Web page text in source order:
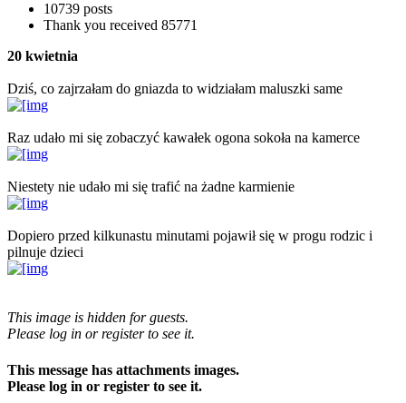
10739 posts
Thank you received 85771
20 kwietnia
Dziś, co zajrzałam do gniazda to widziałam maluszki same
Raz udało mi się zobaczyć kawałek ogona sokoła na kamerce
Niestety nie udało mi się trafić na żadne karmienie
Dopiero przed kilkunastu minutami pojawił się w progu rodzic i
pilnuje dzieci
This image is hidden for guests.
Please log in or register to see it.
This message has attachments images.
Please log in or register to see it.